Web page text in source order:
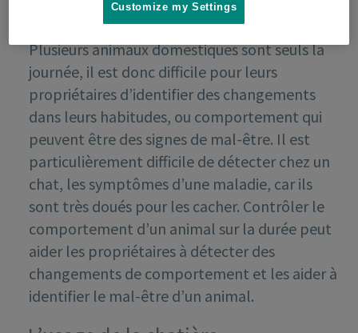
Plusieurs animaux domestiques sont seuls la
journée, il est donc difficile pour leurs
propriétaires d’identifier des changements
dans leurs habitudes, ou comportement qui
peuvent être des signes de mal-être. Il est
particulièrement difficile de détecter chez un
chat, les symptômes d’une maladie, car ils
sont très doués pour les cacher. Contrôler le
comportement d’un animal sur la durée peut
aider les propriétaires à détecter des
changements de comportement et les aider à
identifier le mal-être d’un animal.
Customize my Settings